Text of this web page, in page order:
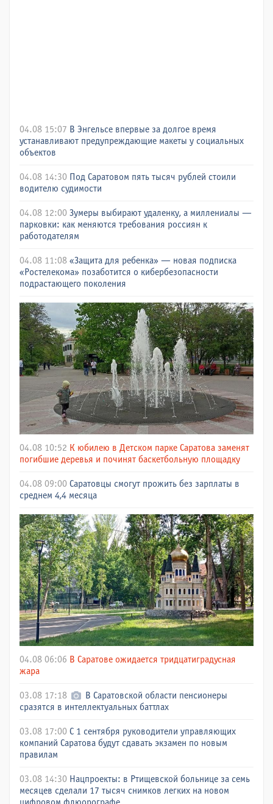
04.08 15:07 В Энгельсе впервые за долгое время
устанавливают предупреждающие макеты у социальных
объектов
04.08 14:30 Под Саратовом пять тысяч рублей стоили
водителю судимости
04.08 12:00 Зумеры выбирают удаленку, а миллениалы —
парковки: как меняются требования россиян к
работодателям
04.08 11:08 «Защита для ребенка» — новая подписка
«Ростелекома» позаботится о кибербезопасности
подрастающего поколения
04.08 10:52 К юбилею в Детском парке Саратова заменят
погибшие деревья и починят баскетбольную площадку
04.08 09:00 Саратовцы смогут прожить без зарплаты в
среднем 4,4 месяца
04.08 06:06 В Саратове ожидается тридцатиградусная
жара
03.08 17:18
В Саратовской области пенсионеры
сразятся в интеллектуальных баттлах
03.08 17:00 С 1 сентября руководители управляющих
компаний Саратова будут сдавать экзамен по новым
правилам
03.08 14:30 Нацпроекты: в Ртищевской больнице за семь
месяцев сделали 17 тысяч снимков легких на новом